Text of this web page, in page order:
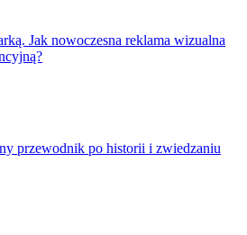
Jak nowoczesna reklama wizualna
przewodnik po historii i zwiedzaniu